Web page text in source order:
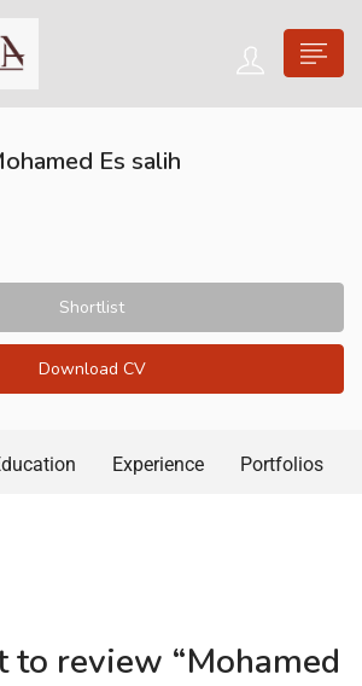
Es salih
Shortlist
Download CV
Experience Portfolios
to review “Mohamed